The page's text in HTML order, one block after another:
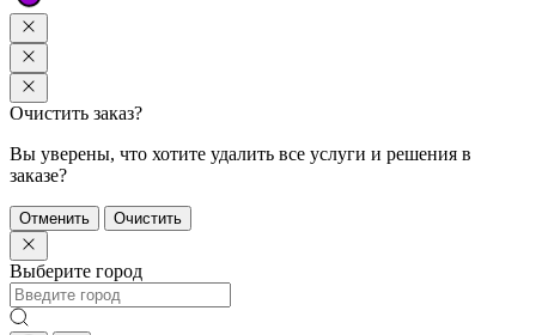
Очистить заказ?
Вы уверены, что хотите удалить все услуги и решения в
заказе?
Отменить Очистить
Выберите город